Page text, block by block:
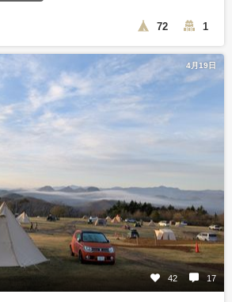
72 1
4月19日
42 17